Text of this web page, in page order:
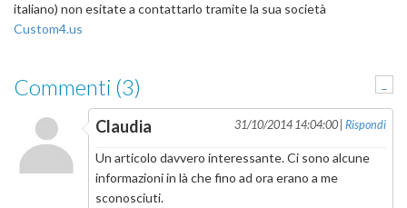
italiano) non esitate a contattarlo tramite la sua società
Custom4.us
Commenti (3) -
Claudia 31/10/2014 14:04:00 | Rispondi
Un articolo davvero interessante. Ci sono alcune
informazioni in là che fino ad ora erano a me
sconosciuti.